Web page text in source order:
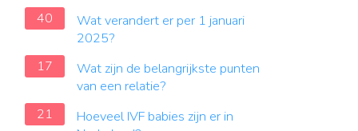
40
Wat verandert er per 1 januari
2025?
17
Wat zijn de belangrijkste punten
van een relatie?
21
Hoeveel IVF babies zijn er in